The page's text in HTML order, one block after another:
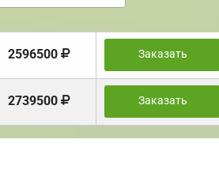
2596500 Заказать
2739500 Заказать